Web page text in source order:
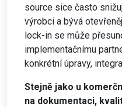
source sice často
výrobci a bývá
lock-in se může
implementačnímu
konkrétní úpravy,
Stejně jako u
na dokumentaci,